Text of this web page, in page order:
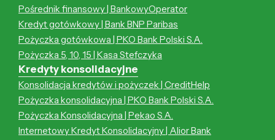
Pośrednik finansowy | BankowyOperator
Kredyt gotówkowy | Bank BNP Paribas
Pożyczka gotówkowa | PKO Bank Polski S.A.
Pożyczka 5, 10, 15 | Kasa Stefczyka
Kredyty konsolidacyjne
Konsolidacja kredytów i pożyczek | CreditHelp
Pożyczka konsolidacyjna | PKO Bank Polski S.A.
Pożyczka Konsolidacyjna | Pekao S.A.
Internetowy Kredyt Konsolidacyjny | Alior Bank